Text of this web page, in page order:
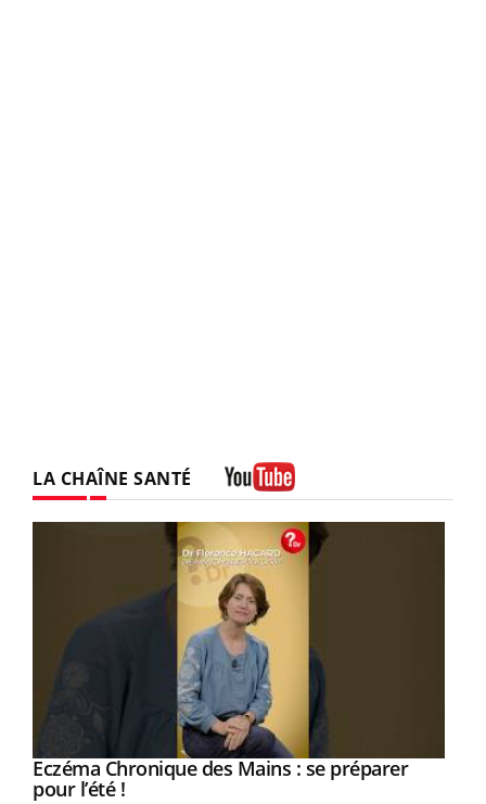
LA CHAÎNE SANTÉ
Youtube
Eczéma Chronique des Mains : se préparer
pour l’été !Youtube